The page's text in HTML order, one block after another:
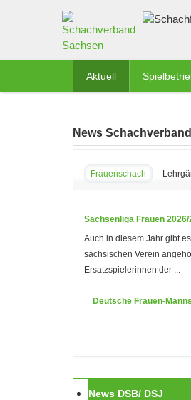
Aktuell
News
Frauenschach
Sachsenliga Frauen 2026/
Auch in diesem Jahr gibt
sächsischen Verein
Ersatzspielerinnen der ...
Deutsche Frauen-
News DSB/ DSJ